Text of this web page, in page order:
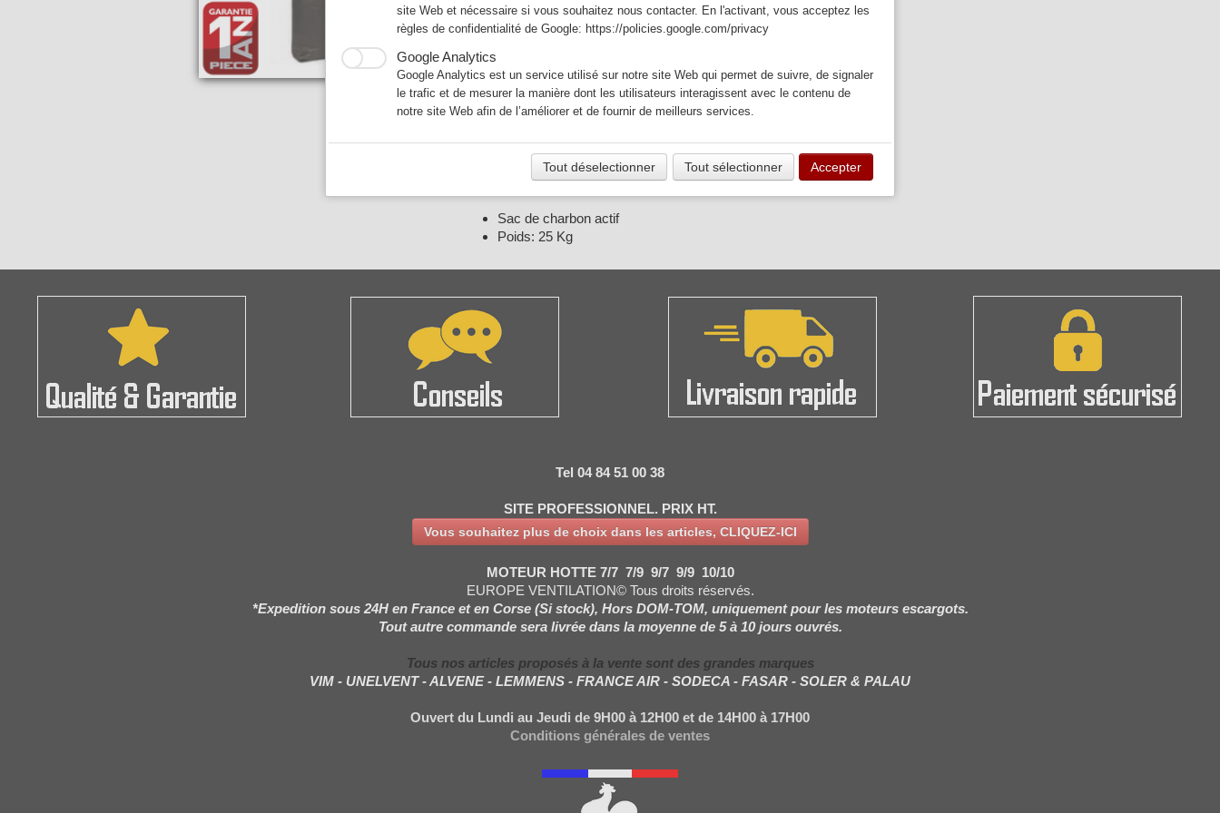
SAC25KG
Expédié dans les 15 jours
Quantité
− +
Voir mon panier
Sac de charbon actif
Poids: 25 Kg
Tel 04 84 51 00 38
SITE PROFESSIONNEL. PRIX HT.
Vous souhaitez plus de choix dans les articles, CLIQUEZ-ICI
MOTEUR HOTTE 7/7 7/9 9/7 9/9 10/10
EUROPE VENTILATION© Tous droits réservés.
*Expedition sous 24H en France et en Corse (Si stock), Hors DOM-TOM, uniquement pour les moteurs escargots.
Tout autre commande sera livrée dans la moyenne de 5 à 10 jours ouvrés.
Tous nos articles proposés à la vente sont des grandes marques
VIM - UNELVENT - ALVENE - LEMMENS - FRANCE AIR - SODECA - FASAR - SOLER & PALAU
Ouvert du Lundi au Jeudi de 9H00 à 12H00 et de 14H00 à 17H00
Conditions générales de ventes
site Web et nécessaire si vous souhaitez nous contacter. En l'activant, vous acceptez les
règles de confidentialité de Google: https://policies.google.com/privacy
Google Analytics
Google Analytics est un service utilisé sur notre site Web qui permet de suivre, de signaler
le trafic et de mesurer la manière dont les utilisateurs interagissent avec le contenu de
notre site Web afin de l’améliorer et de fournir de meilleurs services.
Tout déselectionner Tout sélectionner Accepter